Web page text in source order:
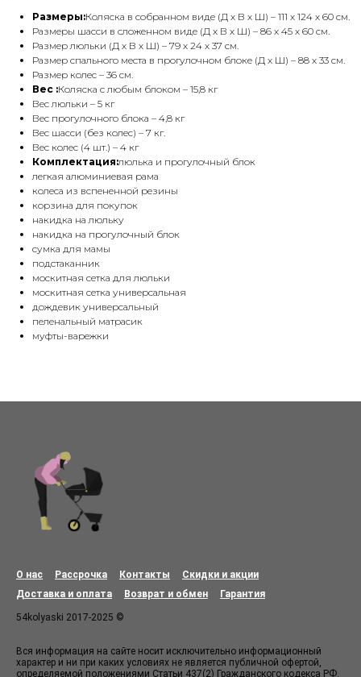
Размеры:Коляска в собранном виде (Д х В х Ш) – 111 х 124 х 60 см.
Размеры шасси в сложенном виде (Д х В х Ш) – 86 х 45 х 60 см.
Размер люльки (Д х В х Ш) – 79 х 24 х 37 см.
Размер спального места в прогулочном блоке (Д х Ш) – 88 х 33 см.
Размер колес – 36 см.
Вес :Коляска с любым блоком – 15,8 кг
Вес люльки – 5 кг
Вес прогулочного блока – 4,8 кг
Вес шасси (без колес) – 7 кг.
Вес колес (4 шт.) – 4 кг
Комплектация:люлька и прогулочный блок
легкая алюминиевая рама
колеса из вспененной резины
корзина для покупок
накидка на люльку
накидка на прогулочный блок
сумка для мамы
подстаканник
москитная сетка для люльки
москитная сетка универсальная
дождевик универсальный
пеленальный матрасик
муфты-варежки
О нас Рассрочка Контакты
Скидки и акции
Доставка и оплата
Возврат и обмен Гарантия
54kolyaski 2017-2025 ©
Вся информация на сайте носит исключительно информационный
характер и ни при каких условиях не является публичной офертой,
определяемой положениями Статьи 437(2) Гражданского кодекса РФ.